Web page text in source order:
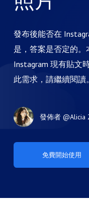
發布後能否在
是，答案是否定的
Instagram 現有貼文
此需求，請繼續閱讀。
發佈者 @Alicia